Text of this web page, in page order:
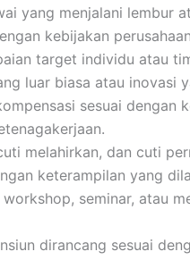
yang menjalani lembur
kebijakan
target individu atau
luar biasa atau inovasi
sesuai dengan
melahirkan, dan cuti
keterampilan yang
seminar, atau
dirancang sesuai